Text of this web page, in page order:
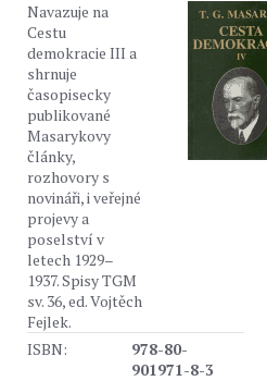
Navazuje na
Cestu
demokracie III a
shrnuje
časopisecky
publikované
Masarykovy
články,
rozhovory s
novináři, i veřejné
projevy a
poselství v
letech 1929–
1937. Spisy TGM
sv. 36, ed. Vojtěch
Fejlek.
ISBN:
978-80-
901971-8-3